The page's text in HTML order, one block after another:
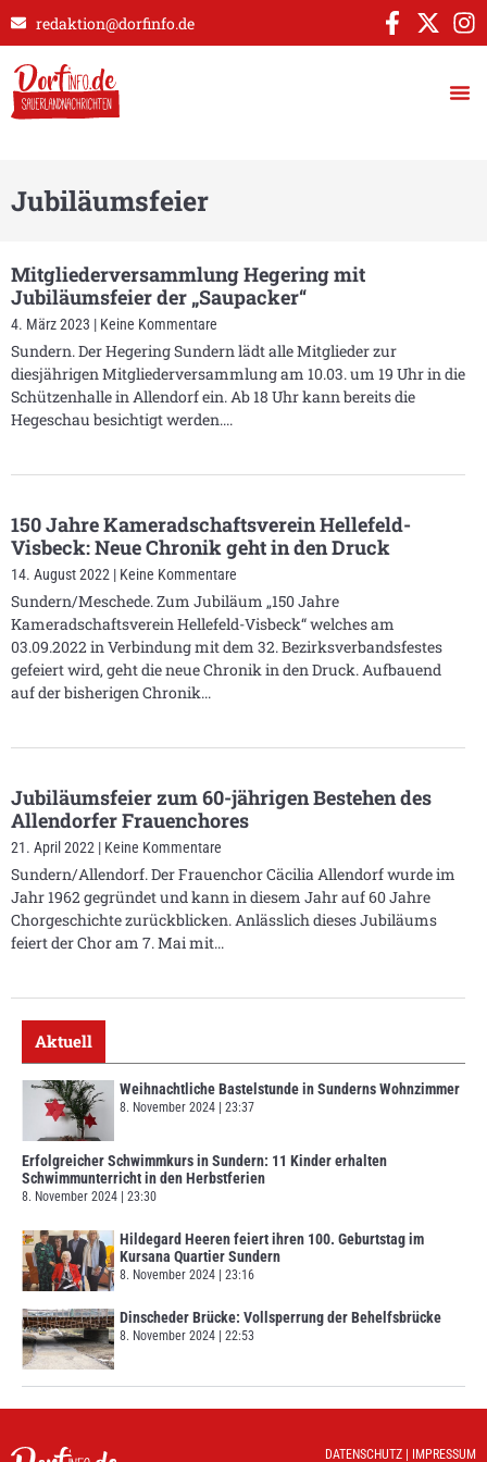
redaktion@dorfinfo.de
Jubiläumsfeier
Mitgliederversammlung Hegering mit
Jubiläumsfeier der „Saupacker“
4. März 2023 Keine Kommentare
Sundern. Der Hegering Sundern lädt alle Mitglieder zur
diesjährigen Mitgliederversammlung am 10.03. um 19 Uhr in die
Schützenhalle in Allendorf ein. Ab 18 Uhr kann bereits die
Hegeschau besichtigt werden.
150 Jahre Kameradschaftsverein Hellefeld-
Visbeck: Neue Chronik geht in den Druck
14. August 2022 Keine Kommentare
Sundern/Meschede. Zum Jubiläum „150 Jahre
Kameradschaftsverein Hellefeld-Visbeck“ welches am
03.09.2022 in Verbindung mit dem 32. Bezirksverbandsfestes
gefeiert wird, geht die neue Chronik in den Druck. Aufbauend
auf der bisherigen Chronik
Jubiläumsfeier zum 60-jährigen Bestehen des
Allendorfer Frauenchores
21. April 2022 Keine Kommentare
Sundern/Allendorf. Der Frauenchor Cäcilia Allendorf wurde im
Jahr 1962 gegründet und kann in diesem Jahr auf 60 Jahre
Chorgeschichte zurückblicken. Anlässlich dieses Jubiläums
feiert der Chor am 7. Mai mit
Aktuell
Weihnachtliche Bastelstunde in Sunderns Wohnzimmer
8. November 2024 23:37
Erfolgreicher Schwimmkurs in Sundern: 11 Kinder erhalten
Schwimmunterricht in den Herbstferien
8. November 2024 23:30
Hildegard Heeren feiert ihren 100. Geburtstag im
Kursana Quartier Sundern
8. November 2024 23:16
Dinscheder Brücke: Vollsperrung der Behelfsbrücke
8. November 2024 22:53
DATENSCHUTZ IMPRESSUM